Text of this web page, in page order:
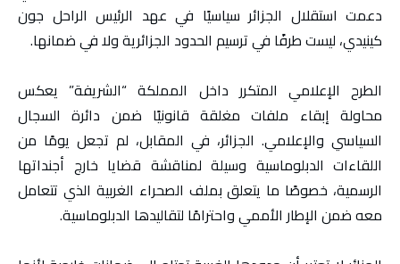
دعمت استقلال الجزائر سياسيًا في عهد الرئيس الراحل جون
كينيدي، ليست طرفًا في ترسيم الحدود الجزائرية ولا في ضمانها.
الطرح الإعلامي المتكرر داخل المملكة “الشريفة” يعكس
محاولة إبقاء ملفات مغلقة قانونيًا ضمن دائرة السجال
السياسي والإعلامي. الجزائر، في المقابل، لم تجعل يومًا من
اللقاءات الدبلوماسية وسيلة لمناقشة قضايا خارج أجنداتها
الرسمية، خصوصًا ما يتعلق بملف الصحراء الغربية الذي تتعامل
معه ضمن الإطار الأممي واحترامًا لتقاليدها الدبلوماسية.